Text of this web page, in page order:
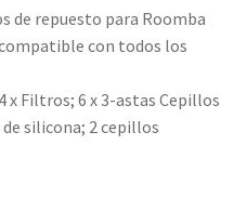
de repuesto para Roomba
con todos los
x Filtros; 6 x 3-astas Cepillos
silicona; 2 cepillos